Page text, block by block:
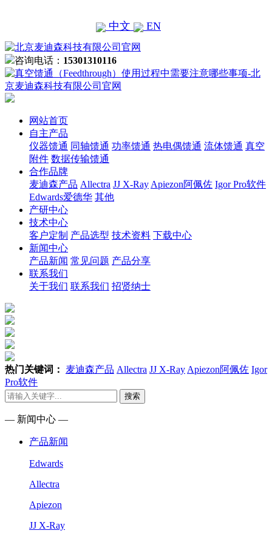
中文 EN
咨询电话： 15301310116
网站首页
自主产品
仪器馈通 同轴馈通 功率馈通 热电偶馈通 流体馈通 真空
附件 数据传输馈通
合作品牌
麦迪森产品 Allectra JJ X-Ray Apiezon阿佩佐 Igor Pro软件
Edwards爱德华 其他
产研中心
技术中心
客户定制 产品选型 技术资料 下载中心
新闻中心
产品新闻 常见问题 产品分享
联系我们
关于我们 联系我们 招贤纳士
热门关键词： 麦迪森产品 Allectra JJ X-Ray Apiezon阿佩佐 Igor
Pro软件
搜索
— 新闻中心 —
产品新闻
Edwards
Allectra
Apiezon
JJ X-Ray